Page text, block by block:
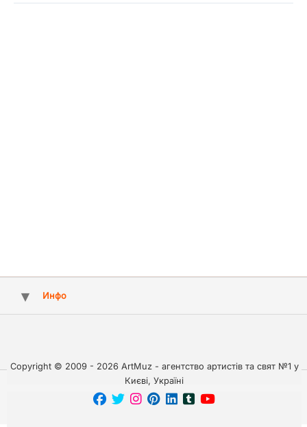
Инфо
Copyright © 2009 - 2026 ArtMuz - агентство артистів та свят №1 у
Києві, Україні